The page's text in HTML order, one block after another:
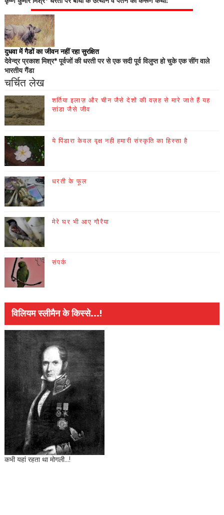
दुधवा में गैडों का जीवन नहीं रहा सुरक्षित
देवेन्द्र प्रकाश मिश्र* पूर्वजों की धरती पर से एक सदी पूर्व विलुप्त हो चुके एक सींग वाले
भारतीय गैंडा
चर्चित लेख
शर्तिया इलाज़ और चीन जैसे देशों की वज़ह से मारे जाते हैं यह
सांडा जैसे जीव
ये पिंडारा केवल वृक्ष नही हमारी संस्कृति का हिस्सा है
धरती के फूल
मेरे घर भी आए गौरैया
संपर्क
विलियम स्लीमैन के किस्से...!
कभी यहां रहता था मोगली...!